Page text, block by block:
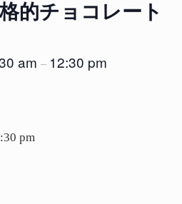
的チョコレート
am – 12:30 pm
pm